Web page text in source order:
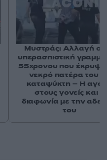
Μυστράς: Αλλαγή
υπερασπιστική
55χρονου που έκρυψε
νεκρό πατέρα του
καταψύκτη – Η
στους γονείς και η
διαφωνία με την
του